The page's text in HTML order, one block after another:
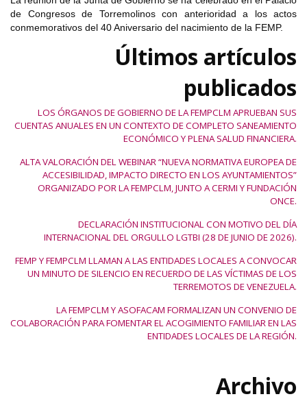
de Congresos de Torremolinos con anterioridad a los actos
conmemorativos del 40 Aniversario del nacimiento de la FEMP.
Últimos artículos
publicados
LOS ÓRGANOS DE GOBIERNO DE LA FEMPCLM APRUEBAN SUS
CUENTAS ANUALES EN UN CONTEXTO DE COMPLETO SANEAMIENTO
ECONÓMICO Y PLENA SALUD FINANCIERA.
ALTA VALORACIÓN DEL WEBINAR “NUEVA NORMATIVA EUROPEA DE
ACCESIBILIDAD, IMPACTO DIRECTO EN LOS AYUNTAMIENTOS”
ORGANIZADO POR LA FEMPCLM, JUNTO A CERMI Y FUNDACIÓN
ONCE.
DECLARACIÓN INSTITUCIONAL CON MOTIVO DEL DÍA
INTERNACIONAL DEL ORGULLO LGTBI (28 DE JUNIO DE 2026).
FEMP Y FEMPCLM LLAMAN A LAS ENTIDADES LOCALES A CONVOCAR
UN MINUTO DE SILENCIO EN RECUERDO DE LAS VÍCTIMAS DE LOS
TERREMOTOS DE VENEZUELA.
LA FEMPCLM Y ASOFACAM FORMALIZAN UN CONVENIO DE
COLABORACIÓN PARA FOMENTAR EL ACOGIMIENTO FAMILIAR EN LAS
ENTIDADES LOCALES DE LA REGIÓN.
Archivo